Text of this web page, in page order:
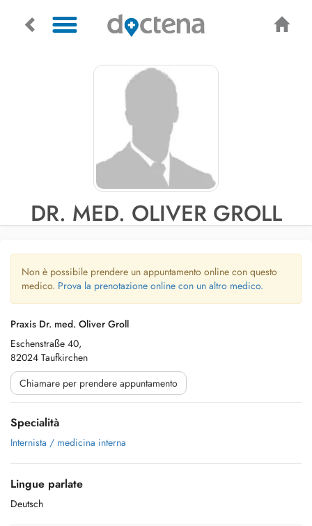
DR. MED. OLIVER GROLL
Non è possibile prendere un appuntamento online con questo
medico. Prova la prenotazione online con un altro medico.
Praxis Dr. med. Oliver Groll
Eschenstraße 40,
82024 Taufkirchen
Chiamare per prendere appuntamento
Specialità
Internista / medicina interna
Lingue parlate
Deutsch